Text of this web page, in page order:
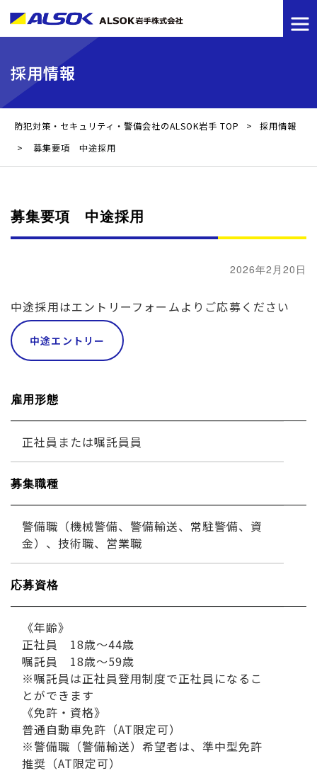
採用情報
防犯対策・セキュリティ・警備会社のALSOK岩手 TOP >
採用情報
>
募集要項 中途採用
募集要項 中途採用
2026年2月20日
中途採用はエントリーフォームよりご応募ください
中途エントリー
雇用形態
正社員または嘱託員員
募集職種
警備職（機械警備、警備輸送、常駐警備、資
金）、技術職、営業職
応募資格
《年齢》
正社員 18歳～44歳
嘱託員 18歳～59歳
※嘱託員は正社員登用制度で正社員になるこ
とができます
《免許・資格》
普通自動車免許（AT限定可）
※警備職（警備輸送）希望者は、準中型免許
推奨（AT限定可）